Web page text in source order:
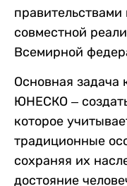
правительствами
совместной
Всемирной
Основная задача
ЮНЕСКО –
которое
традиционные
сохраняя их
достояние